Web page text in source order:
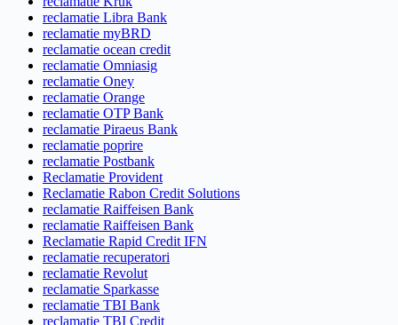
reclamatie Libra Bank
reclamatie myBRD
reclamatie ocean credit
reclamatie Omniasig
reclamatie Oney
reclamatie Orange
reclamatie OTP Bank
reclamatie Piraeus Bank
reclamatie poprire
reclamatie Postbank
Reclamatie Provident
Reclamatie Rabon Credit Solutions
reclamatie Raiffeisen Bank
reclamatie Raiffeisen Bank
Reclamatie Rapid Credit IFN
reclamatie recuperatori
reclamatie Revolut
reclamatie Sparkasse
reclamatie TBI Bank
reclamatie TBI Credit